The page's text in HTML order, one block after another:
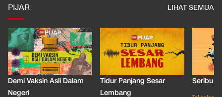
PIJAR LIHAT SEMUA
Demi Vaksin Asli Dalam
Negeri
Tidur Panjang Sesar
Lembang
Seribu